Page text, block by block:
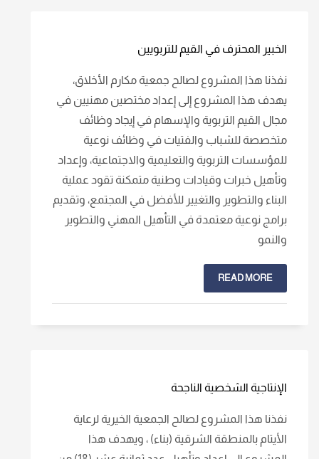
الخبير المحترف في القيم للتربويين
نفذنا هذا المشروع لصالح جمعية مكارم الأخلاق،
يهدف هذا المشروع إلى إعداد مختصين مهنيين في
مجال القيم التربوية والإسهام في إيجاد وظائف
متخصصة للشباب والفتيات في وظائف نوعية
للمؤسسات التربوية والتعليمية والاجتماعية، وإعداد
وتأهيل خبرات وقيادات وطنية متمكنة تقود عملية
البناء والتطوير والتغيير للأفضل في المجتمع، وتقديم
برامج نوعية معتمدة في التأهيل المهني والتطوير
والنمو
READ MORE
الإنتاجية الشخصية الناجحة
نفذنا هذا المشروع لصالح الجمعية الخيرية لرعاية
الأيتام بالمنطقة الشرقية (بناء) ، ويهدف هذا